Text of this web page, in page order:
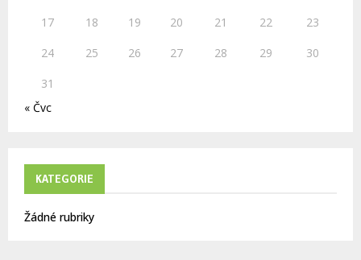
17
18 19 20 21 22
23
24
25 26 27 28 29
30
31
« Čvc
KATEGORIE
Žádné rubriky